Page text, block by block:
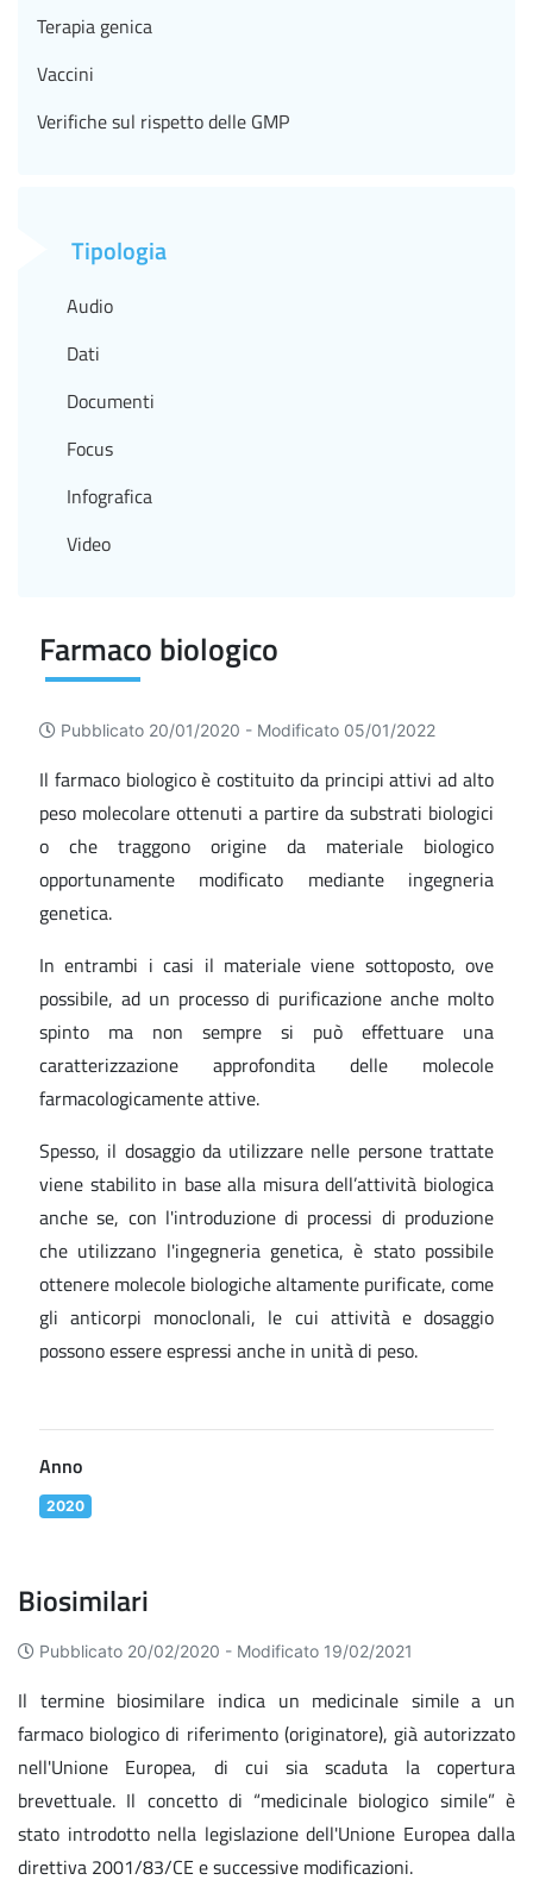
Farmaco biologico
Pubblicato 20/01/2020 - Modificato 05/01/2022
Il farmaco biologico è costituito da principi attivi ad alto
peso molecolare ottenuti a partire da substrati biologici
o che traggono origine da materiale biologico
opportunamente modificato mediante ingegneria
genetica.
In entrambi i casi il materiale viene sottoposto, ove
possibile, ad un processo di purificazione anche molto
spinto ma non sempre si può effettuare una
caratterizzazione approfondita delle molecole
farmacologicamente attive.
Spesso, il dosaggio da utilizzare nelle persone trattate
viene stabilito in base alla misura dell’attività biologica
anche se, con l'introduzione di processi di produzione
che utilizzano l'ingegneria genetica, è stato possibile
ottenere molecole biologiche altamente purificate, come
gli anticorpi monoclonali, le cui attività e dosaggio
possono essere espressi anche in unità di peso.
Anno
2020
Biosimilari
Pubblicato 20/02/2020 - Modificato 19/02/2021
Il termine biosimilare indica un medicinale simile a un
farmaco biologico di riferimento (originatore), già autorizzato
nell'Unione Europea, di cui sia scaduta la copertura
brevettuale. Il concetto di “medicinale biologico simile” è
stato introdotto nella legislazione dell'Unione Europea dalla
direttiva 2001/83/CE e successive modificazioni.
Terapia genica
Vaccini
Verifiche sul rispetto delle GMP
Tipologia
Audio
Dati
Documenti
Focus
Infografica
Video